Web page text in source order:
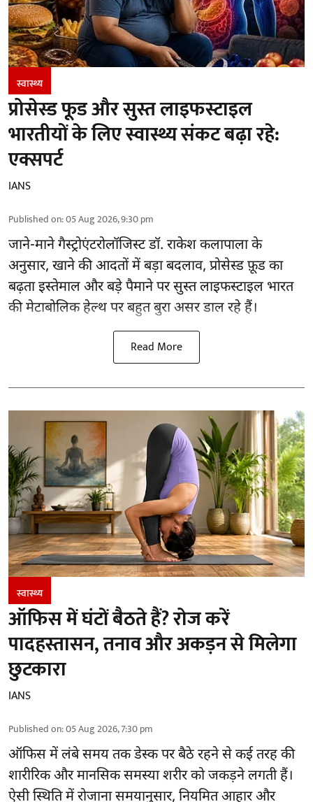
स्वास्थ्य
प्रोसेस्ड फूड और सुस्त लाइफस्टाइल
भारतीयों के लिए स्वास्थ्य संकट बढ़ा रहे:
एक्सपर्ट
IANS
Published on:05 Aug 2026, 9:30 pm
जाने-माने गैस्ट्रोएंटरोलॉजिस्ट डॉ. राकेश कलापाला के
अनुसार, खाने की आदतोंमें बड़ा बदलाव, प्रोसेस्ड फ़ूड का
बढ़ता इस्तेमाल और बड़े पैमाने पर सुस्त लाइफस्टाइल भारत
की मेटाबोलिक हेल्थ पर बहुत बुरा असर डाल रहे हैं।
Read More
स्वास्थ्य
ऑफिस में घंटों बैठते हैं? रोज करें
पादहस्तासन, तनाव और अकड़न से मिलेगा
छुटकारा
IANS
Published on:05 Aug 2026, 7:30 pm
ऑफिस में लंबे समय तक डेस्क पर बैठे रहने से कई तरह की
शारीरिक और मानसिक समस्या शरीर को जकड़ने लगती हैं।
ऐसी स्थिति में रोजाना समयानुसार, नियमित आहार और